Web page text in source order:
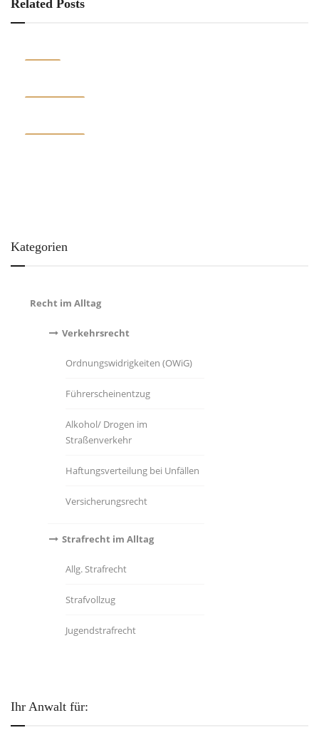
Related Posts
16
25
Kategorien
Recht im Alltag
Verkehrsrecht
Ordnungswidrigkeiten (OWiG)
Führerscheinentzug
Alkohol/ Drogen im
Straßenverkehr
Haftungsverteilung bei Unfällen
Versicherungsrecht
Strafrecht im Alltag
Allg. Strafrecht
Strafvollzug
Jugendstrafrecht
Ihr Anwalt für: